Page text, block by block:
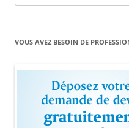
VOUS AVEZ BESOIN DE